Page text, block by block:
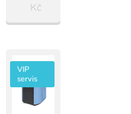
Kč
VIP
servis